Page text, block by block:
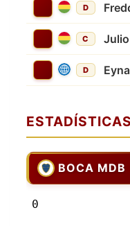
D
C
D
BOCA MDB
0